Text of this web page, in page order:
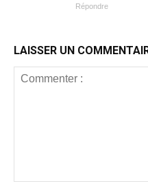
Répondre
LAISSER UN